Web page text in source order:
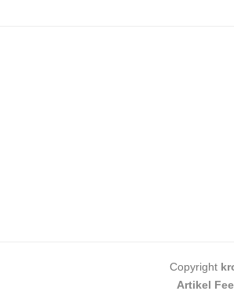
Copyright
Artikel